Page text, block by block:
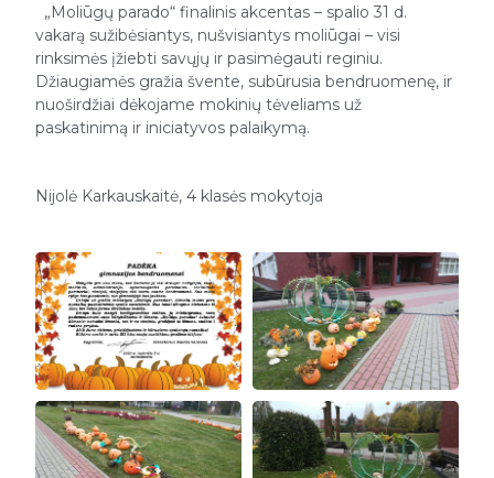
„Moliūgų parado“ finalinis akcentas – spalio 31 d.
vakarą sužibėsiantys, nušvisiantys moliūgai – visi
rinksimės įžiebti savųjų ir pasimėgauti reginiu.
Džiaugiamės gražia švente, subūrusia bendruomenę, ir
nuoširdžiai dėkojame mokinių tėveliams už
paskatinimą ir iniciatyvos palaikymą.
Nijolė Karkauskaitė, 4 klasės mokytoja